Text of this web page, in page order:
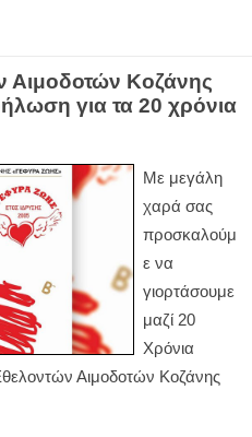
Αιμοδοτών Κοζάνης
για τα 20 χρόνια
Με μεγάλη
χαρά σας
προσκαλούμ
ε να
γιορτάσουμε
μαζί 20
Χρόνια
Αιμοδοτών Κοζάνης